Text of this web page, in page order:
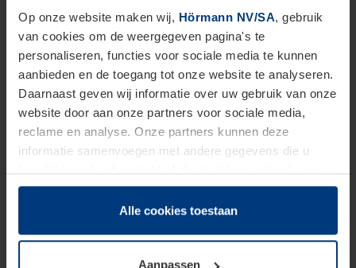
Op onze website maken wij, Hörmann NV/SA, gebruik
van cookies om de weergegeven pagina's te
personaliseren, functies voor sociale media te kunnen
aanbieden en de toegang tot onze website te analyseren.
Daarnaast geven wij informatie over uw gebruik van onze
website door aan onze partners voor sociale media,
reclame en analyse. Onze partners kunnen deze
informatie samenvoegen met andere gegevens die u
hun diensten hebben verzameld.
Juridisch hebben wij het recht om cookies op uw
van deze pagina's absoluut vereist is. Voor alle andere
Alle cookies toestaan
Aanpassen